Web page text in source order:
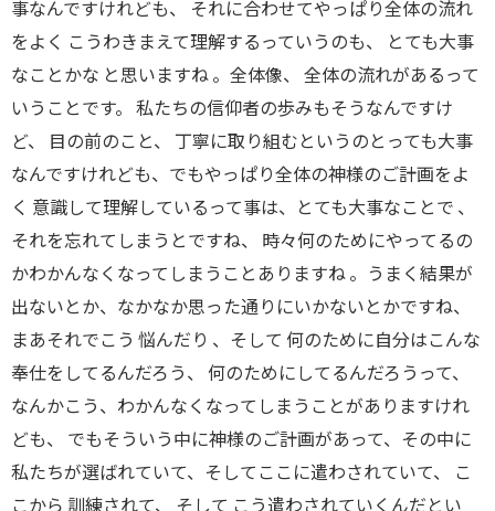
事なんですけれども、 それに合わせてやっぱり全体の流れ
をよく こうわきまえて理解するっていうのも、 とても大事
なことかな と思いますね 。全体像、 全体の流れがあるって
いうことです。 私たちの信仰者の歩みもそうなんですけ
ど、 目の前のこと、 丁寧に取り組むというのとっても大事
なんですけれども、でもやっぱり全体の神様のご計画をよ
く 意識して理解しているって事は、とても大事なことで 、
それを忘れてしまうとですね、 時々何のためにやってるの
かわかんなくなってしまうことありますね 。うまく結果が
出ないとか、なかなか思った通りにいかないとかですね、
まあそれでこう 悩んだり 、そして 何のために自分はこんな
奉仕をしてるんだろう、 何のためにしてるんだろうって、
なんかこう、わかんなくなってしまうことがありますけれ
ども、 でもそういう中に神様のご計画があって、その中に
私たちが選ばれていて、そしてここに遣わされていて、 こ
こから 訓練されて、 そして こう遣わされていくんだとい